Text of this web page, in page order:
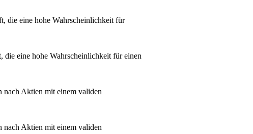
die eine hohe Wahrscheinlichkeit für
eine hohe Wahrscheinlichkeit für einen
nach Aktien mit einem validen
nach Aktien mit einem validen